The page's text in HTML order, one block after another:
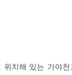
위치해 있는 가야